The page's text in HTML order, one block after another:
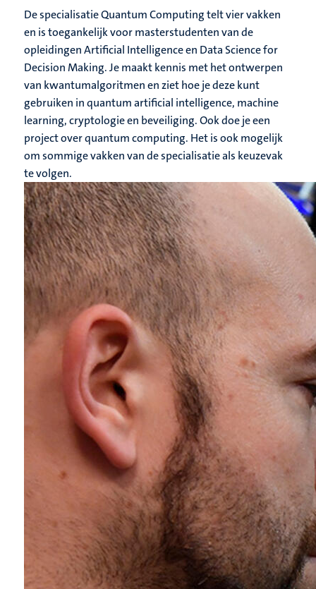
De specialisatie Quantum Computing telt vier vakken
en is toegankelijk voor masterstudenten van de
opleidingen Artificial Intelligence en Data Science for
Decision Making. Je maakt kennis met het ontwerpen
van kwantumalgoritmen en ziet hoe je deze kunt
gebruiken in quantum artificial intelligence, machine
learning, cryptologie en beveiliging. Ook doe je een
project over quantum computing. Het is ook mogelijk
om sommige vakken van de specialisatie als keuzevak
te volgen.